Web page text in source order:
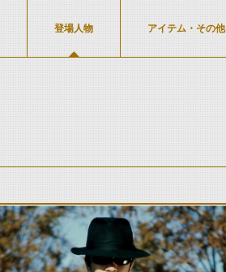
登場人物 アイテム・その他